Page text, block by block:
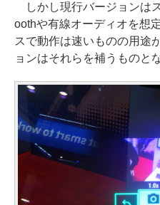
しかし現行バージョンは
oothや有線オーディオを想
スで動作は速いものの用途
ョンはそれらを補うものと